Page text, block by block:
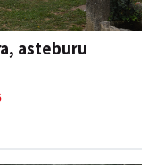
asteburu